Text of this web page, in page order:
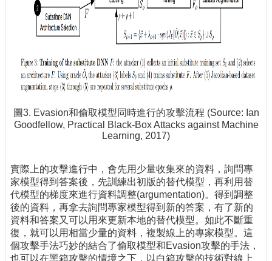
圖3. Evasion和偷取模型同時進行的攻擊流程 (Source: Ian
Goodfellow, Practical Black-Box Attacks against Machine
Learning, 2017)
實際上的攻擊進行中，會先用少量收集來的資料，詢問專
家模型得到答案後，先訓練出初版的替代模型，再利用替
代模型的梯度來進行資料調整(argumentation)。得到調整
後的資料，再拿去詢問專家模型得到新的答案，有了新的
資料和答案又可以用來更新本地的替代模型。如此不斷重
復，就可以用相當少量的資料，複製線上的專家模型。這
個攻擊手法巧妙的結合了偷取模型和Evasion攻擊的手法，
也可以在黑箱攻擊的情境之下，以白箱攻擊的技術對線上